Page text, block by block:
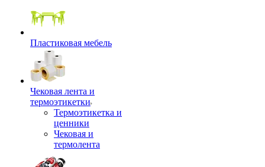
Пластиковая мебель
Чековая лента и
термоэтикетки
Термоэтикетка и
ценники
Чековая и
термолента